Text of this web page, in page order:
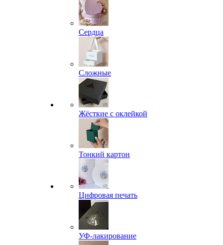
Сердца
Сложные
Жёсткие с оклейкой
Тонкий картон
Цифровая печать
УФ-лакирование